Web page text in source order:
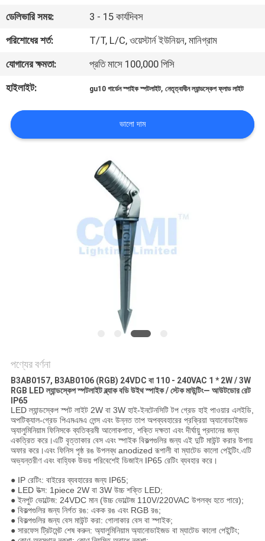
যোগাযোগ
করুন
খবর
মামলা
ডেলিভারি সময়:
3 - 15 কার্যদিবস
পরিশোধের শর্ত:
T/T, L/C, ওয়েস্টার্ন ইউনিয়ন, মানিগ্রাম
যোগানের ক্ষমতা:
প্রতি মাসে 100,000 পিসি
হাইলাইট:
gu10 গার্ডেন স্পাইক স্পটলাইট,নেতৃত্বাধীন ল্যান্ডস্কেপ ফ্লাড লাইট
ভালো দাম
পণ্যের বর্ণনা
B3AB0157, B3AB0106 (RGB) 24VDC বা 110 - 240VAC 1 * 2W / 3W
RGB LED ল্যান্ডস্কেপ স্পটলাইট ব্ল্যাক বডি উইথ স্পাইক / স্টেক মাউন্টিং— আউটডোর রেট
IP65
LED ল্যান্ডস্কেপ স্পট লাইট 2W বা 3W হাই-ইনটেনসিটি টপ গ্রেড হাই পাওয়ার এলইডি,
অপটিক্যাল-গ্রেড পিএমএমএ লেন্স এবং উন্নত তাপ অপব্যবহারের প্রক্রিয়া অ্যানোডাইজড
অ্যালুমিনিয়াম ফিনিসকে ব্যতিক্রমী আলোকপাত, শক্তি দক্ষতা এবং দীর্ঘায়ু প্রদানের জন্য
একত্রিত করে।এটি বৃত্তাকার বেস এবং স্পাইক বিকল্পগুলির জন্য এই দুটি মাউন্ট করার উপায়
অফার করে।এবং ফিনিস পৃষ্ঠ রঙ উপলব্ধ anodized রূপালী বা ম্যাটেড কালো পেইন্টিং.এটি
অভ্যন্তরীণ এবং বাহ্যিক উভয় পরিবেশেই ডিজাইন IP65 রেটিং ব্যবহার করে।
● IP রেটিং: বাইরের ব্যবহারের জন্য IP65;
● LED উত্স: 1piece 2W বা 3W উচ্চ শক্তি LED;
● ইনপুট ভোল্টেজ: 24VDC মান (উচ্চ ভোল্টেজ 110V/220VAC উপলব্ধ হতে পারে);
● বিকল্পগুলির জন্য নির্গত রঙ: একক রঙ এবং RGB রঙ;
● বিকল্পগুলির জন্য বেস মাউন্ট করা: গোলাকার বেস বা স্পাইক;
● সারফেস ট্রিটমেন্ট শেষ করুন: অ্যালুমিনিয়াম অ্যানোডাইজড বা ম্যাটেড কালো পেইন্টিং;